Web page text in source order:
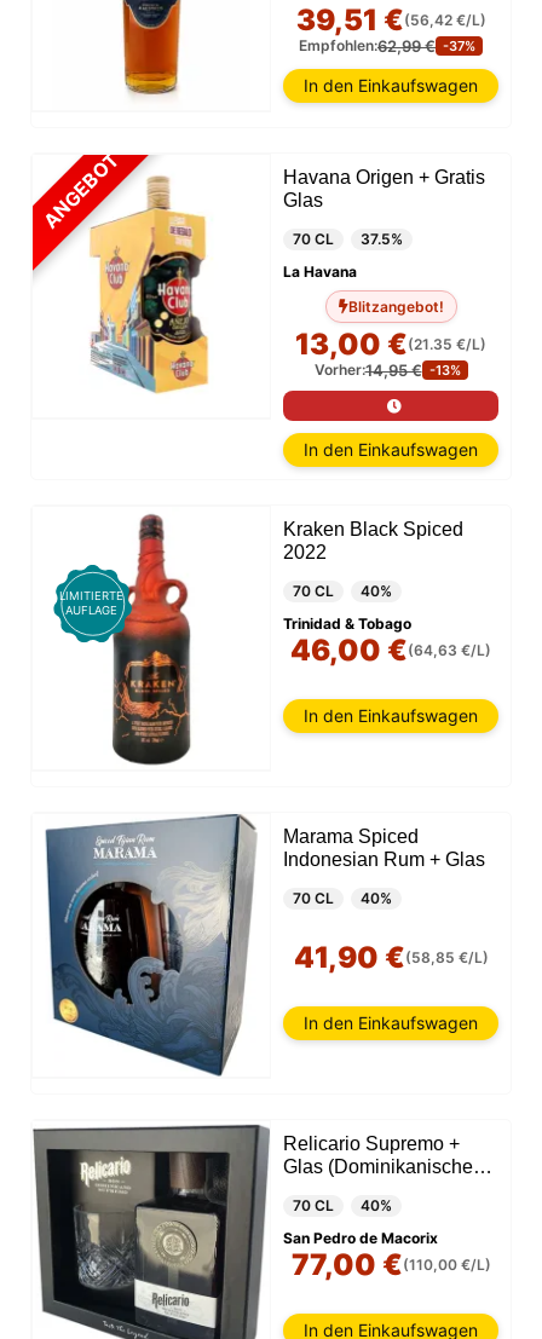
39,51 €(56,42 €/L)
Empfohlen:62,99 € -37%
In den Einkaufswagen
ANGEBOT
Havana Origen + Gratis
Glas
70 CL
37.5%
La Havana
Blitzangebot!
13,00 €(21.35 €/L)
Vorher:14,95 € -13%
In den Einkaufswagen
LIMITIERTE
AUFLAGE
Kraken Black Spiced
2022
70 CL
40%
Trinidad & Tobago
46,00 €(64,63 €/L)
In den Einkaufswagen
Marama Spiced
Indonesian Rum + Glas
70 CL 40%
41,90 €(58,85 €/L)
In den Einkaufswagen
Relicario Supremo +
Glas (Dominikanische
70 CL
40%
San Pedro de Macorix
77,00 €(110,00 €/L)
In den Einkaufswagen